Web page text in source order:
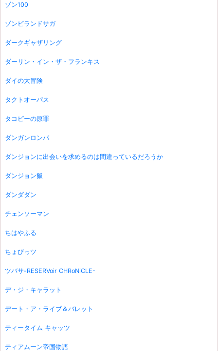
ゾン100
ゾンビランドサガ
ダークギャザリング
ダーリン・イン・ザ・フランキス
ダイの大冒険
タクトオーパス
タコピーの原罪
ダンガンロンパ
ダンジョンに出会いを求めるのは間違っているだろうか
ダンジョン飯
ダンダダン
チェンソーマン
ちはやふる
ちょびっツ
ツバサ-RESERVoir CHRoNiCLE-
デ・ジ・キャラット
デート・ア・ライブ＆バレット
ティータイム キャッツ
ティアムーン帝国物語